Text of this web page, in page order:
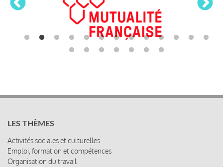
LES THÈMES
Activités sociales et culturelles
Emploi, formation et compétences
Organisation du travail